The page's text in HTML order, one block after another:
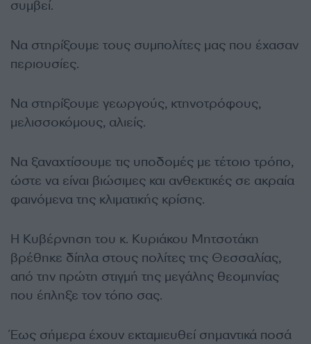
συμβεί.
Να στηρίξουμε τους συμπολίτες μας που έχασαν
περιουσίες.
Να στηρίξουμε γεωργούς, κτηνοτρόφους,
μελισσοκόμους, αλιείς.
Να ξαναχτίσουμε τις υποδομές με τέτοιο τρόπο,
ώστε να είναι βιώσιμες και ανθεκτικές σε ακραία
φαινόμενα της κλιματικής κρίσης.
Η Κυβέρνηση του κ. Κυριάκου Μητσοτάκη
βρέθηκε δίπλα στους πολίτες της Θεσσαλίας,
από την πρώτη στιγμή της μεγάλης θεομηνίας
που έπληξε τον τόπο σας.
Έως σήμερα έχουν εκταμιευθεί σημαντικά ποσά